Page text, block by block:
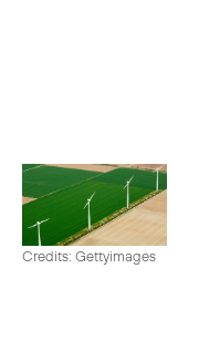
Credits: Gettyimages